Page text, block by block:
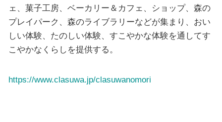
ェ、菓子工房、ベーカリー＆カフェ、ショップ、森の
プレイパーク、森のライブラリーなどが集まり、おい
しい体験、たのしい体験、すこやかな体験を通してす
こやかなくらしを提供する。
https://www.clasuwa.jp/clasuwanomori